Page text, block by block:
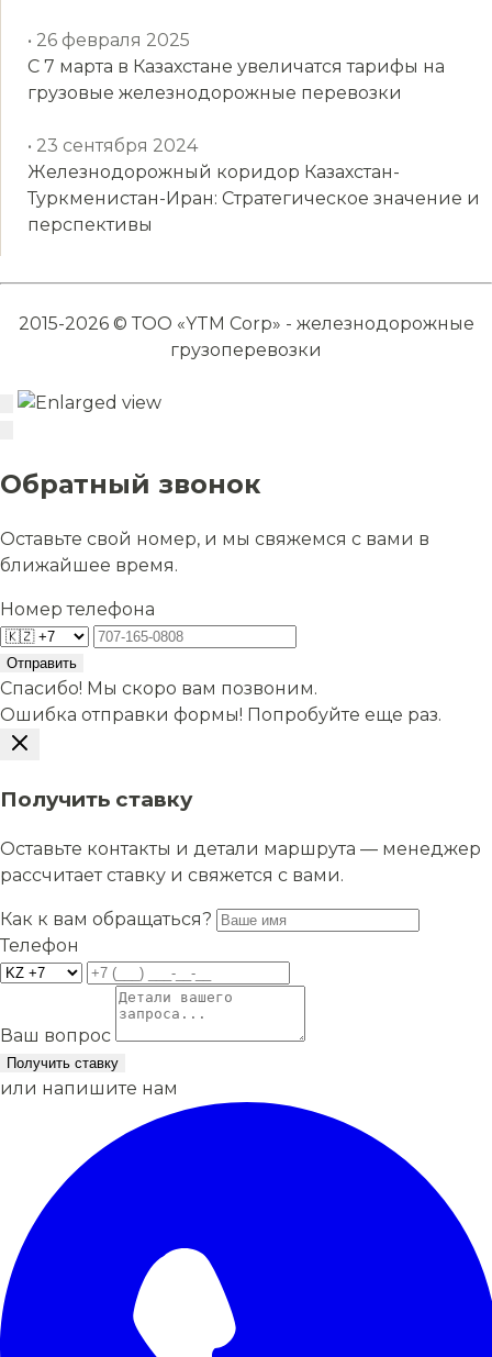
• 26 февраля 2025
С 7 марта в Казахстане увеличатся тарифы на
грузовые железнодорожные перевозки
• 23 сентября 2024
Железнодорожный коридор Казахстан-
Туркменистан-Иран: Стратегическое значение и
перспективы
2015-2026 © ТОО «YTM Corp» - железнодорожные
грузоперевозки
Обратный звонок
Оставьте свой номер, и мы свяжемся с вами в
ближайшее время.
Номер телефона
Отправить
Спасибо! Мы скоро вам позвоним.
Ошибка отправки формы! Попробуйте еще раз.
Получить ставку
Оставьте контакты и детали маршрута — менеджер
рассчитает ставку и свяжется с вами.
Как к вам обращаться?
Телефон
Ваш вопрос
Получить ставку
или напишите нам